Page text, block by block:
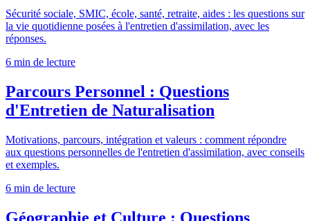
Sécurité sociale, SMIC, école, santé, retraite, aides : les questions sur
la vie quotidienne posées à l'entretien d'assimilation, avec les
réponses.
6 min de lecture
Parcours Personnel : Questions
d'Entretien de Naturalisation
Motivations, parcours, intégration et valeurs : comment répondre
aux questions personnelles de l'entretien d'assimilation, avec conseils
et exemples.
6 min de lecture
Géographie et Culture : Questions